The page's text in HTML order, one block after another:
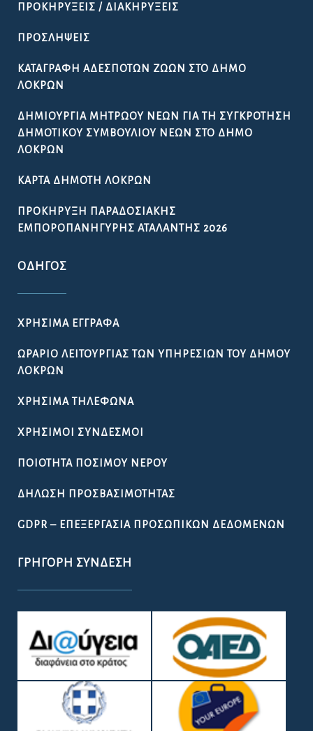
ΠΡΟΚΗΡΎΞΕΙΣ / ΔΙΑΚΗΡΎΞΕΙΣ
ΠΡΟΣΛΉΨΕΙΣ
ΚΑΤΑΓΡΑΦΉ ΑΔΈΣΠΟΤΩΝ ΖΏΩΝ ΣΤΟ ΔΉΜΟ
ΛΟΚΡΏΝ
ΔΗΜΙΟΥΡΓΊΑ ΜΗΤΡΏΟΥ ΝΈΩΝ ΓΙΑ ΤΗ ΣΥΓΚΡΌΤΗΣΗ
ΔΗΜΟΤΙΚΟΎ ΣΥΜΒΟΥΛΊΟΥ ΝΈΩΝ ΣΤΟ ΔΉΜΟ
ΛΟΚΡΏΝ
ΚΆΡΤΑ ΔΗΜΌΤΗ ΛΟΚΡΏΝ
ΠΡΟΚΉΡΥΞΗ ΠΑΡΑΔΟΣΙΑΚΉΣ
ΕΜΠΟΡΟΠΑΝΉΓΥΡΗΣ ΑΤΑΛΆΝΤΗΣ 2026
ΟΔΗΓΌΣ
ΧΡΉΣΙΜΑ ΈΓΓΡΑΦΑ
ΩΡΆΡΙΟ ΛΕΙΤΟΥΡΓΊΑΣ ΤΩΝ ΥΠΗΡΕΣΙΏΝ ΤΟΥ ΔΉΜΟΥ
ΛΟΚΡΏΝ
ΧΡΉΣΙΜΑ ΤΗΛΈΦΩΝΑ
ΧΡΉΣΙΜΟΙ ΣΎΝΔΕΣΜΟΙ
ΠΟΙΌΤΗΤΑ ΠΌΣΙΜΟΥ ΝΕΡΟΎ
ΔΉΛΩΣΗ ΠΡΟΣΒΑΣΙΜΌΤΗΤΑΣ
GDPR – ΕΠΕΞΕΡΓΑΣΙΑ ΠΡΟΣΩΠΙΚΩΝ ΔΕΔΟΜΕΝΩΝ
ΓΡΉΓΟΡΗ ΣΎΝΔΕΣΗ